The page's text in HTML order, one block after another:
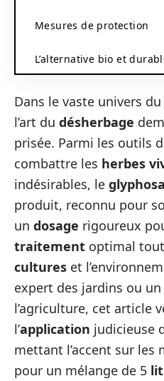
Mesures de protection
L’alternative bio et
Dans le vaste univers du
l’art du désherbage
prisée. Parmi les outils
combattre les herbes
indésirables, le
produit, reconnu pour
un dosage rigoureux
traitement optimal
cultures et
expert des jardins ou
l’agriculture, cet article
l’application judicieuse
mettant l’accent sur les
pour un mélange de 5